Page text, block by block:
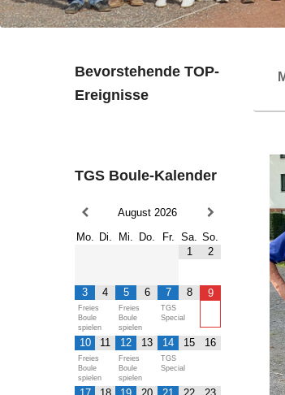
Bevorstehende TOP-
Ereignisse
TGS Boule-Kalender
August 2026
Mo. Di. Mi. Do. Fr. Sa. So.
1
2
3
Freies
Boule
spielen
4 5
Freies
Boule
spielen
6 7
TGS
Special
8 9
10
Freies
Boule
spielen
11 12
Freies
Boule
spielen
13 14
TGS
Special
15 16